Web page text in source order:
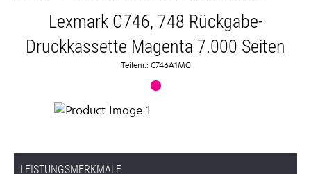
Lexmark C746, 748 Rückgabe-
Druckkassette Magenta 7.000 Seiten
Teilenr.: C746A1MG
LEISTUNGSMERKMALE